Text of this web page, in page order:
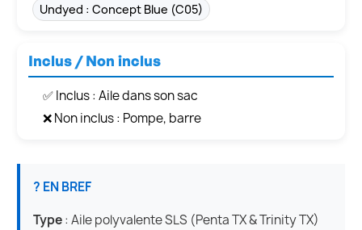
Undyed : Concept Blue (C05)
Inclus / Non inclus
✅ Inclus : Aile dans son sac
❌ Non inclus : Pompe, barre
? EN BREF
Type: Aile polyvalente SLS (Penta TX & Trinity TX)